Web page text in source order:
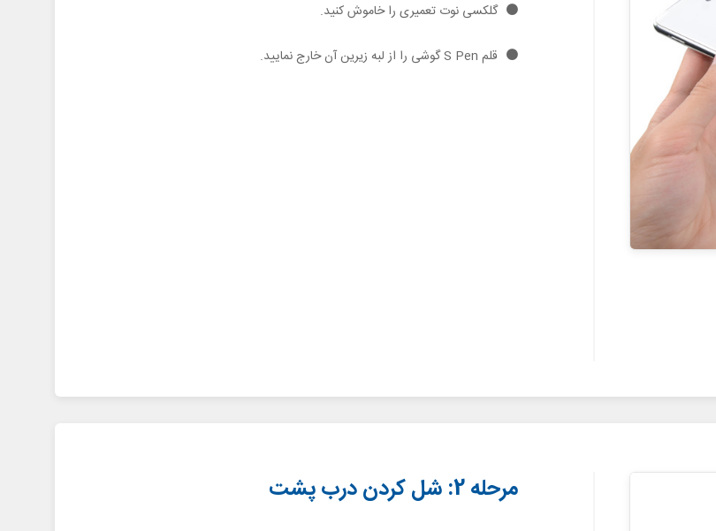
گلکسی نوت تعمیری را خاموش کنید.
قلم S Pen گوشی را از لبه زیرین آن خارج نمایید.
مرحله 2: شل کردن درب پشت